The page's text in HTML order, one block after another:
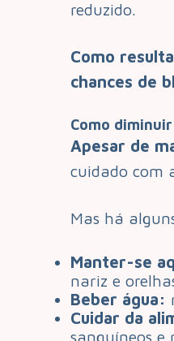
reduzido.
Como
chances de
Como
Apesar de
cuidado com
Mas há
Manter-se
nariz e
Beber água:
Cuidar da
sanguíneos